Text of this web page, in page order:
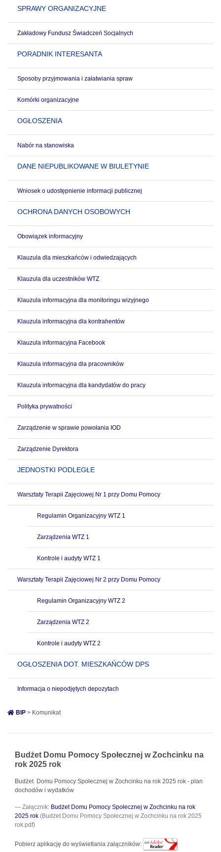
SPRAWY ORGANIZACYJNE
Zakładowy Fundusz Świadczeń Socjalnych
PORADNIK INTERESANTA
Sposoby przyjmowania i załatwiania spraw
Komórki organizacyjne
OGŁOSZENIA
Nabór na stanowiska
DANE NIEPUBLIKOWANE W BIULETYNIE
Wniosek o udostępnienie informacji publicznej
OCHRONA DANYCH OSOBOWYCH
Obowiązek informacyjny
Klauzula dla mieszkańców i odwiedzających
Klauzula dla uczestników WTZ
Klauzula informacyjna dla monitoringu wizyjnego
Klauzula informacyjna dla kontrahentów
Klauzula informacyjna Facebook
Klauzula informacyjna dla pracowników
Klauzula informacyjna dla kandydatów do pracy
Polityka prywatności
Zarządzenie w sprawie powołania IOD
Zarządzenie Dyrektora
JEDNOSTKI PODLEGŁE
Warsztaty Terapii Zajęciowej Nr 1 przy Domu Pomocy
Regulamin Organizacyjny WTZ 1
Zarządzenia WTZ 1
Kontrole i audyty WTZ 1
Warsztaty Terapii Zajęciowej Nr 2 przy Domu Pomocy
Regulamin Organizacyjny WTZ 2
Zarządzenia WTZ 2
Kontrole i audyty WTZ 2
OGŁOSZENIA DOT. MIESZKAŃCÓW DPS
Informacja o niepodjętych depozytach
BIP > Komunikat
Budżet Domu Pomocy Społecznej w Zochcinku na
rok 2025 rok
Budżet Domu Pomocy Społecznej w Zochcinku na rok 2025 rok - plan
dochodów i wydatków
Załącznik: Budżet Domu Pomocy Społecznej w Zochcinku na rok
2025 rok (Budżet Domu Pomocy Społecznej w Zochcinku na rok 2025
rok.pdf)
Pobierz aplikację do wyświetlania załączników: